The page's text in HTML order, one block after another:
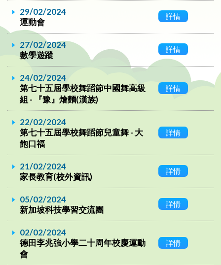
29/02/2024
運動會
詳情
27/02/2024
數學遊蹤
詳情
24/02/2024
第七十五屆學校舞蹈節中國舞高級
組 - 『豫』燴麵(漢族)
詳情
22/02/2024
第七十五屆學校舞蹈節兒童舞 - 大
飽口福
詳情
21/02/2024
家長教育(校外資訊)
詳情
05/02/2024
新加坡科技學習交流團
詳情
02/02/2024
德田李兆強小學二十周年校慶運動
會
詳情